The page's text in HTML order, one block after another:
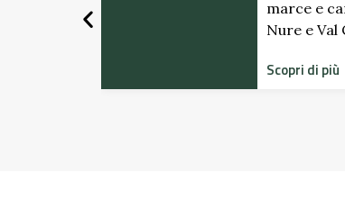
programma tra Val
…